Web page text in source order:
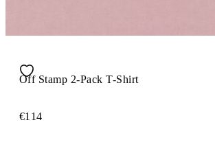
Off Stamp 2-Pack T-Shirt
€114